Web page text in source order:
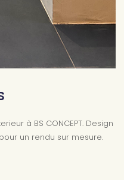
à BS CONCEPT. Design
un rendu sur mesure.